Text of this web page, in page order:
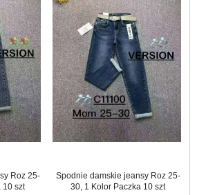
Roz 25-
10 szt
Spodnie damskie jeansy Roz 25-
30, 1 Kolor Paczka 10 szt